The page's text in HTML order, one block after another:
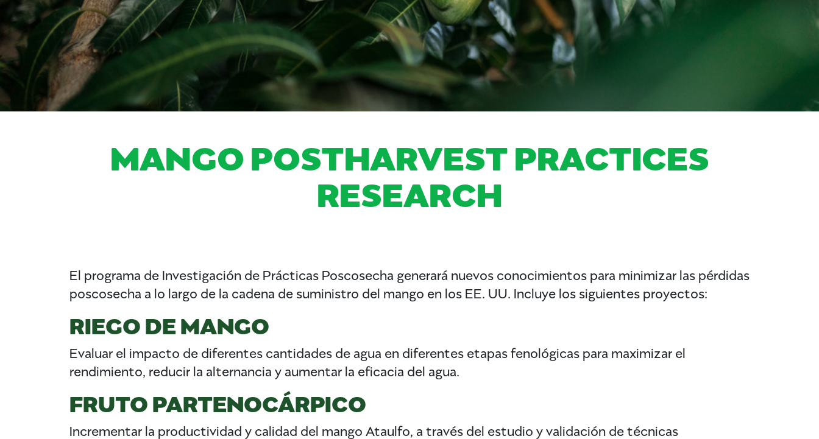
MANGO POSTHARVEST PRACTICES
RESEARCH
El programa de Investigación de Prácticas Poscosecha generará nuevos conocimientos para minimizar las pérdidas
poscosecha a lo largo de la cadena de suministro del mango en los EE. UU. Incluye los siguientes proyectos:
RIEGO DE MANGO
Evaluar el impacto de diferentes cantidades de agua en diferentes etapas fenológicas para maximizar el
rendimiento, reducir la alternancia y aumentar la eficacia del agua.
FRUTO PARTENOCÁRPICO
Incrementar la productividad y calidad del mango Ataulfo, a través del estudio y validación de técnicas